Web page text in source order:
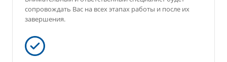
сопровождать Вас на всех этапах работы и после их
завершения.